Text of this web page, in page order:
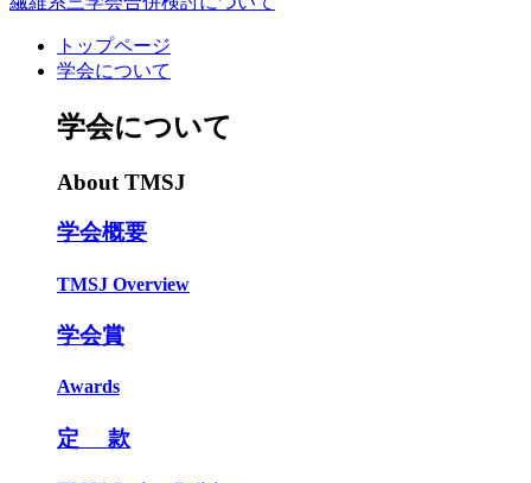
トップページ
学会について
学会について
About TMSJ
学会概要
TMSJ Overview
学会賞
Awards
定 款